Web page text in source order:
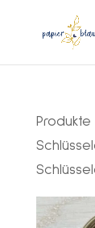
Produkte